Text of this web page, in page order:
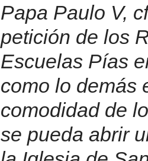
Papa Paulo V,
petición de los
Escuelas Pías
como lo demás
comodidad de
se pueda abrir